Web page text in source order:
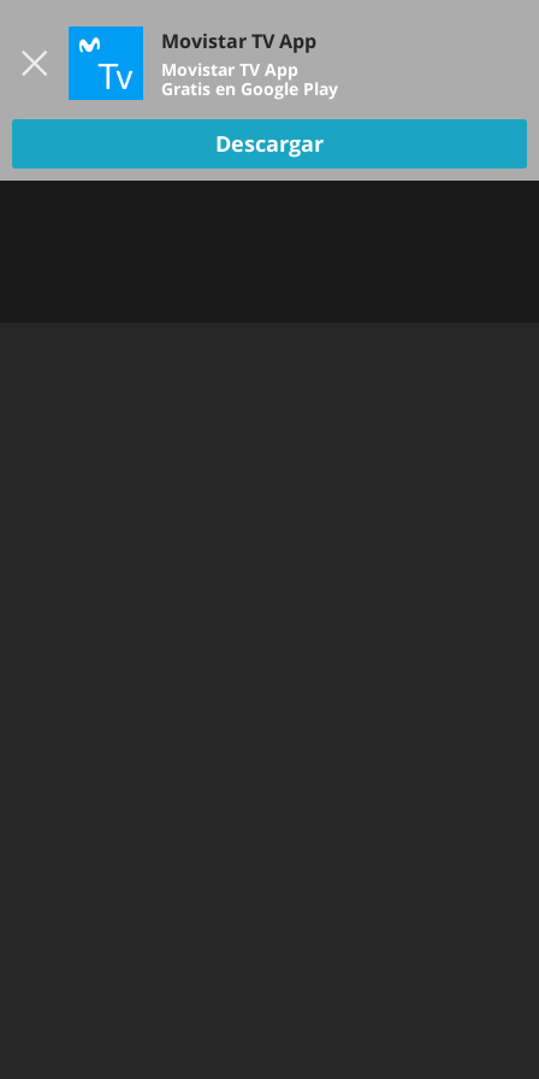
TV EN VIVO
Movistar TV App
Movistar TV App
Gratis en Google Play
Descargar